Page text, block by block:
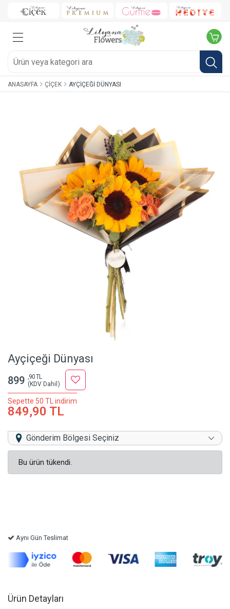
ANASAYFA ÇIÇEK AYÇIÇEĞI DÜNYASI
Ayçiçeği Dünyası
899 ,90 TL
(KDV Dahil)
Sepette 50 TL indirim
849,90 TL
Gönderim Bölgesi Seçiniz
Bu ürün tükendi.
Aynı Gün Teslimat
Ürün Detayları